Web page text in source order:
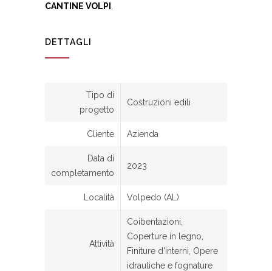
CANTINE VOLPI
DETTAGLI
Tipo di
progetto
Costruzioni edili
Cliente Azienda
Data di
completamento
2023
Località Volpedo (AL)
Attività
Coibentazioni,
Coperture in legno,
Finiture d'interni, Opere
idrauliche e fognature